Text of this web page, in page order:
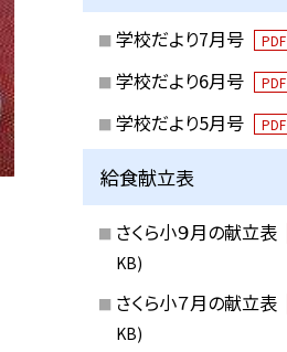
学校だより7月号 PDF
学校だより6月号 PDF
学校だより5月号 PDF
給食献立表
さくら小９月の献立表
KB)
さくら小７月の献立表
KB)